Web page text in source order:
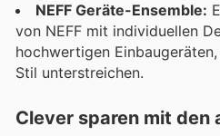
NEFF Geräte-Ensemble:
von NEFF mit individuellen
hochwertigen
Stil unterstreichen.
Clever sparen mit den